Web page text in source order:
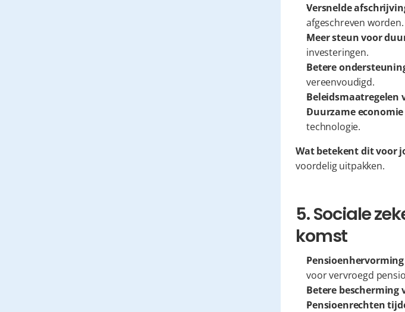
Versnelde
afgeschreven worden.
Meer steun voor
investeringen.
Betere
vereenvoudigd.
Beleidsmaatregelen
Duurzame
technologie.
Wat betekent dit voor
voordelig uitpakken.
5. Sociale
komst
Pensioenhervorming
voor vervroegd
Betere bescherming
Pensioenrechten